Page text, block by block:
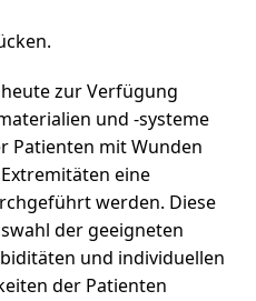
zur Verfügung
und -systeme
Patienten mit Wunden
eine
werden. Diese
der geeigneten
und individuellen
der Patienten